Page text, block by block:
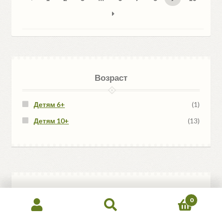
Возраст
Детям 6+
(1)
Детям 10+
(13)
Искать:
0